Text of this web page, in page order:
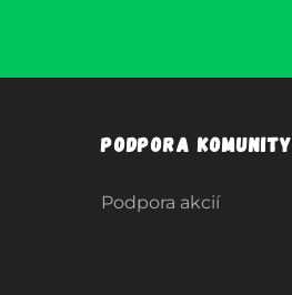
Podpora komunity
Podpora akcií